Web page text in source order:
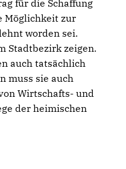
für die Schaffung
Möglichkeit zur
worden sei.
Stadtbezirk zeigen.
auch tatsächlich
muss sie auch
Wirtschafts- und
der heimischen